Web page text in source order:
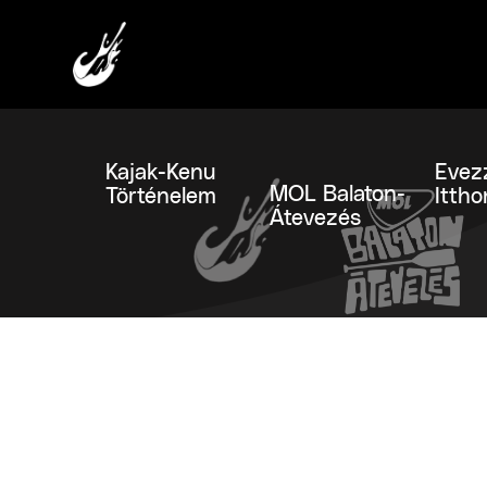
Kajak-Kenu
Történelem
MOL Balaton-
Átevezés